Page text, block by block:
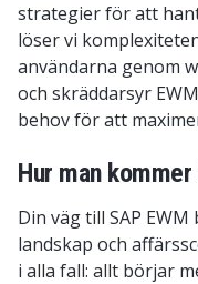
strategier för att
löser vi
användarna genom
och skräddarsyr
behov för att
Hur man
Din väg till SAP
landskap och
i alla fall: allt börjar